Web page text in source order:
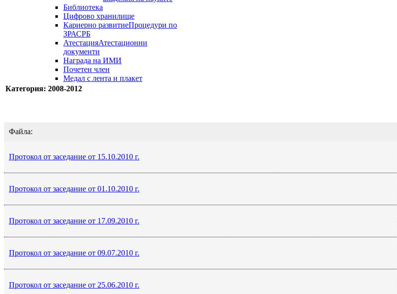
Библиотека
Цифрово хранилище
Кариерно развитиеПроцедури по
ЗРАСРБ
АтестацияАтестационни
документи
Награда на ИМИ
Почетен член
Медал с лента и плакет
Категория: 2008-2012
Файла:
Протокол от заседание от 15.10.2010 г.
Протокол от заседание от 01.10.2010 г.
Протокол от заседание от 17.09.2010 г.
Протокол от заседание от 09.07.2010 г.
Протокол от заседание от 25.06.2010 г.